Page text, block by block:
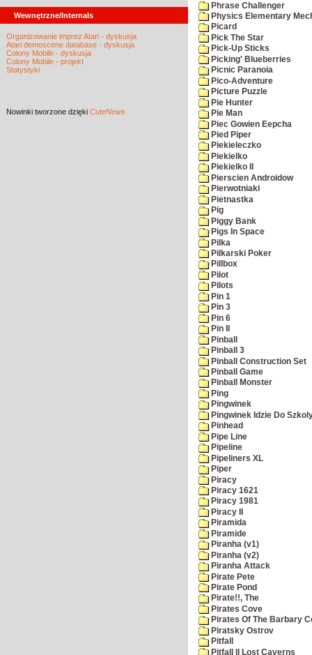
Wewnętrzne/Internals
Organizowanie imprez Atari - dyskusja
Atari demoscene database - dyskusja
Colony Mobile - dyskusja
Colony Mobile - projekt
Statystyki
Nowinki tworzone dzięki CuteNews
Phrase Challenger
Physics Elementary
Picard
Pick The Star
Pick-Up Sticks
Picking' Blueberries
Picnic Paranoia
Pico-Adventure
Picture Puzzle
Pie Hunter
Pie Man
Piec Gowien Eepcha
Pied Piper
Piekieleczko
Piekielko
Piekielko II
Pierscien Androidow
Pierwotniaki
Pietnastka
Pig
Piggy Bank
Pigs In Space
Pilka
Pilkarski Poker
Pillbox
Pilot
Pilots
Pin 1
Pin 3
Pin 6
Pin II
Pinball
Pinball 3
Pinball Construction Set
Pinball Game
Pinball Monster
Ping
Pingwinek
Pingwinek Idzie Do
Pinhead
Pipe Line
Pipeline
Pipeliners XL
Piper
Piracy
Piracy 1621
Piracy 1981
Piracy II
Piramida
Piramide
Piranha (v1)
Piranha (v2)
Piranha Attack
Pirate Pete
Pirate Pond
Pirate!!, The
Pirates Cove
Pirates Of The Barbary
Piratsky Ostrov
Pitfall
Pitfall II Lost Caverns